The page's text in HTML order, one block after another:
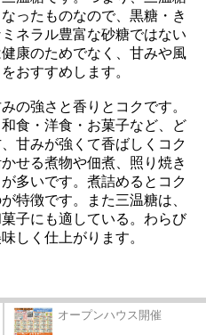
ったものなので、黒糖・き
ネラル豊富な砂糖ではない
康のためでなく、甘みや風
おすすめします。
の強さと香りとコクです。
食・洋食・お菓子など、ど
甘みが強くて香ばしくコク
せる煮物や佃煮、照り焼き
多いです。煮詰めるとコク
特徴です。また三温糖は、
子にも適している。わらび
しく仕上がります。
オープンハウス開催